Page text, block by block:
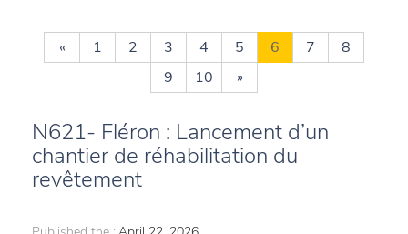
« 1 2 3 4 5 6 7
8
9
10 »
N621- Fléron : Lancement d’un
chantier de réhabilitation du
revêtement